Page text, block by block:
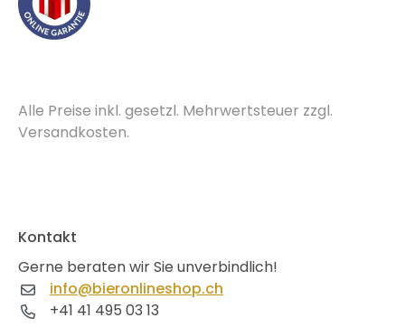
Alle Preise inkl. gesetzl. Mehrwertsteuer zzgl.
Versandkosten.
Kontakt
Gerne beraten wir Sie unverbindlich!
info@bieronlineshop.ch
+41 41 495 03 13